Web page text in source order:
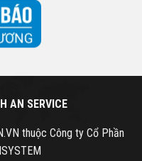
AN SERVICE
thuộc Công ty Cổ Phần